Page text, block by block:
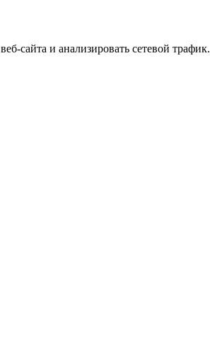
сайта и анализировать сетевой трафик.